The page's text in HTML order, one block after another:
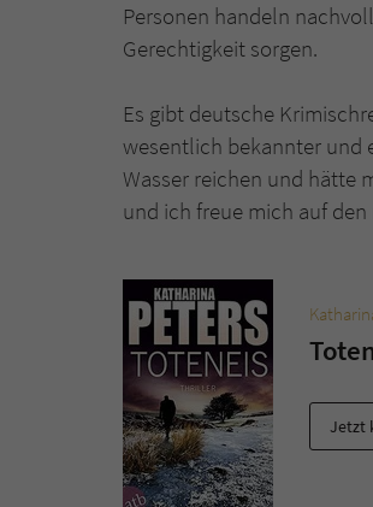
Personen handeln
Gerechtigkeit sorgen.
Es gibt deutsche
wesentlich bekannter und
Wasser reichen und hätte
und ich freue mich auf
Jetzt